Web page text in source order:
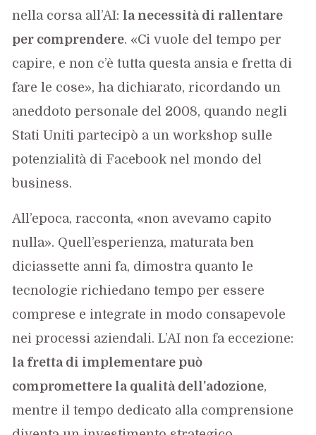
nella corsa all’AI: la necessità di rallentare
per comprendere. «Ci vuole del tempo per
capire, e non c’è tutta questa ansia e fretta di
fare le cose», ha dichiarato, ricordando un
aneddoto personale del 2008, quando negli
Stati Uniti partecipò a un workshop sulle
potenzialità di Facebook nel mondo del
business.
All’epoca, racconta, «non avevamo capito
nulla». Quell’esperienza, maturata ben
diciassette anni fa, dimostra quanto le
tecnologie richiedano tempo per essere
comprese e integrate in modo consapevole
nei processi aziendali. L’AI non fa eccezione:
la fretta di implementare può
compromettere la qualità dell’adozione,
mentre il tempo dedicato alla comprensione